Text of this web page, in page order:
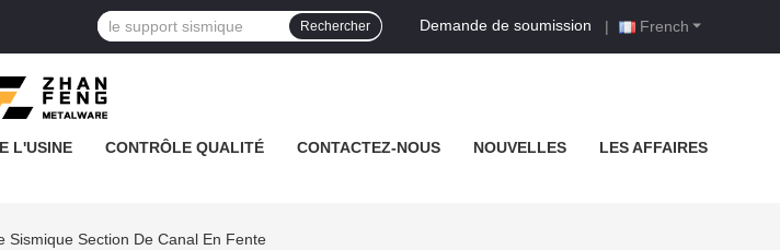
French
Demande de soumission |
Rechercher
L'USINE CONTRÔLE QUALITÉ CONTACTEZ-NOUS NOUVELLES LES AFFAIRES
Sismique Section De Canal En Fente